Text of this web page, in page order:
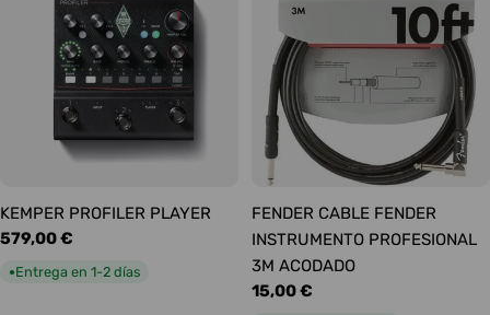
KEMPER PROFILER PLAYER
Precio
habitual
579,00 €
●Entrega en 1-2 días
FENDER CABLE FENDER
INSTRUMENTO PROFESIONAL
3M ACODADO
Precio
15,00 €